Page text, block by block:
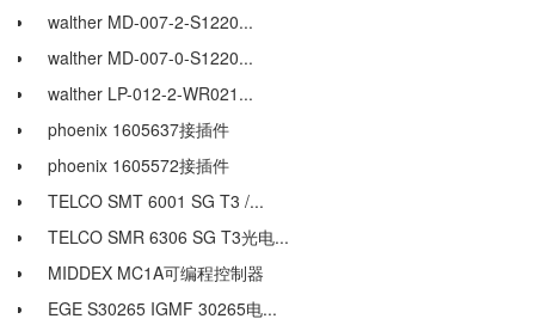
walther MD-007-2-S1220...
walther MD-007-0-S1220...
walther LP-012-2-WR021...
phoenix 1605637接插件
phoenix 1605572接插件
TELCO SMT 6001 SG T3 /...
TELCO SMR 6306 SG T3光电...
MIDDEX MC1A可编程控制器
EGE S30265 IGMF 30265电...